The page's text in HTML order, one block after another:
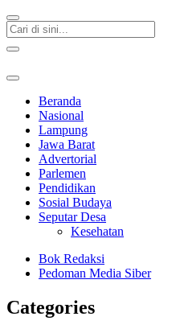
Beranda
Nasional
Lampung
Jawa Barat
Advertorial
Parlemen
Pendidikan
Sosial Budaya
Seputar Desa
Kesehatan
Bok Redaksi
Pedoman Media Siber
Categories